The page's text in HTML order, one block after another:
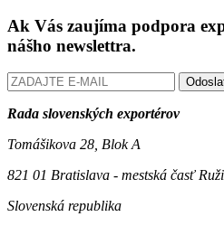
Ak Vás zaujíma podpora
nášho newslettra.
Rada slovenských exportérov
Tomášikova 28, Blok A
821 01 Bratislava - mestská časť
Slovenská republika